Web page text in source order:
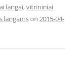
langai,vitrininiai
langamson 2015-04-